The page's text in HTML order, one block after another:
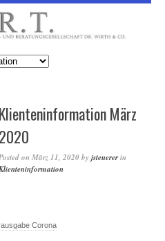
Klienteninformation März
2020
on März 11, 2020 by jsteuererin
Corona